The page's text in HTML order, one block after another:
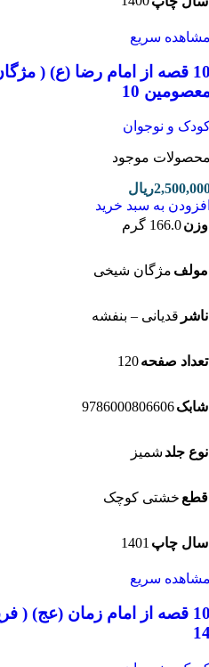
سریع
10 قصه از امام رضا (ع) (
10
و نوجوان
موجود
ریال
به سبد خرید
166.0 گرم
مژگان شیخی
قدیانی – بنفشه
صفحه120
9786000806606
جلدشمیز
خشتی کوچک
چاپ1401
سریع
10 قصه از امام زمان (عج) (